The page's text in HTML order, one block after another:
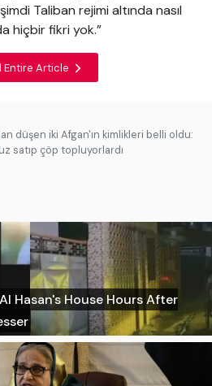
Taliban rejimi altında nasıl
hiçbir fikri yok.”
Entire Article
düşen iki Afgan'ın kimlikleri belli oldu:
satıp çöp topluyorlardı
Hasan's House Hours After